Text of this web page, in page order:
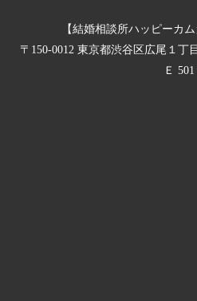
【結婚相談所ハッピーカ
〒150-0012 東京都渋谷区広尾１丁
Ｅ 501